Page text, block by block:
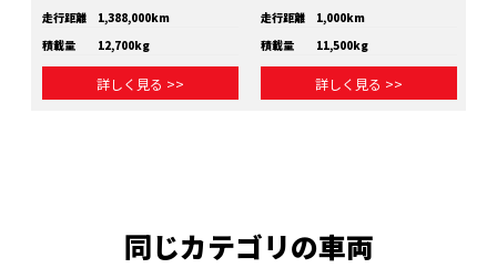
走行距離
1,388,000km
積載量
12,700kg
詳しく見る >>
走行距離
1,000km
積載量
11,500kg
詳しく見る >>
同じカテゴリの車両